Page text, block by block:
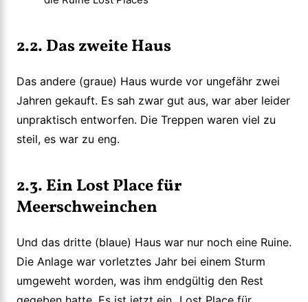
2.2. Das zweite Haus
Das andere (graue) Haus wurde vor ungefähr zwei
Jahren gekauft. Es sah zwar gut aus, war aber leider
unpraktisch entworfen. Die Treppen waren viel zu
steil, es war zu eng.
2.3. Ein Lost Place für
Meerschweinchen
Und das dritte (blaue) Haus war nur noch eine Ruine.
Die Anlage war vorletztes Jahr bei einem Sturm
umgeweht worden, was ihm endgültig den Rest